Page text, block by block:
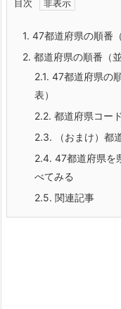
目次
1. 47都道府県の順番
2. 都道府県の順番（
2.1. 47都道府県の
表）
2.2. 都道府県コー
2.3. （おまけ）都
2.4. 47都道府県を
べてみる
2.5. 関連記事